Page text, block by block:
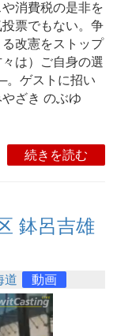
消費税の是非を
票でもない。争
改憲をストップ
は）ご自身の選
。ゲストに招い
ざき のぶゆ
続きを読む
鉢呂吉雄
道 動画